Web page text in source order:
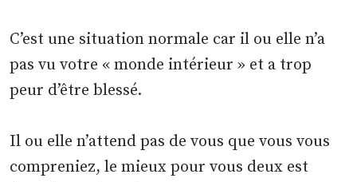
C’est une situation normale car il ou elle n’a
pas vu votre « monde intérieur » et a trop
peur d’être blessé.
Il ou elle n’attend pas de vous que vous vous
compreniez, le mieux pour vous deux est